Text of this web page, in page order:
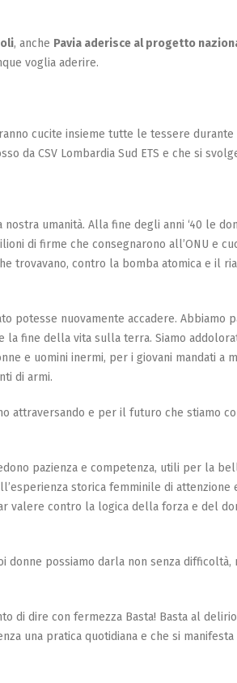
, anche Pavia aderisce al progetto
voglia aderire.
cucite insieme tutte le tessere
da CSV Lombardia Sud ETS e che si
umanità. Alla fine degli anni ‘40 le
di firme che consegnarono all’ONU e
trovavano, contro la bomba atomica e il
potesse nuovamente accadere. Abbiamo
la fine della vita sulla terra. Siamo
e uomini inermi, per i giovani mandati a
di armi.
attraversando e per il futuro che stiamo
pazienza e competenza, utili per la
storica femminile di attenzione
valere contro la logica della forza e del
possiamo darla non senza difficoltà,
di dire con fermezza Basta! Basta al
una pratica quotidiana e che si